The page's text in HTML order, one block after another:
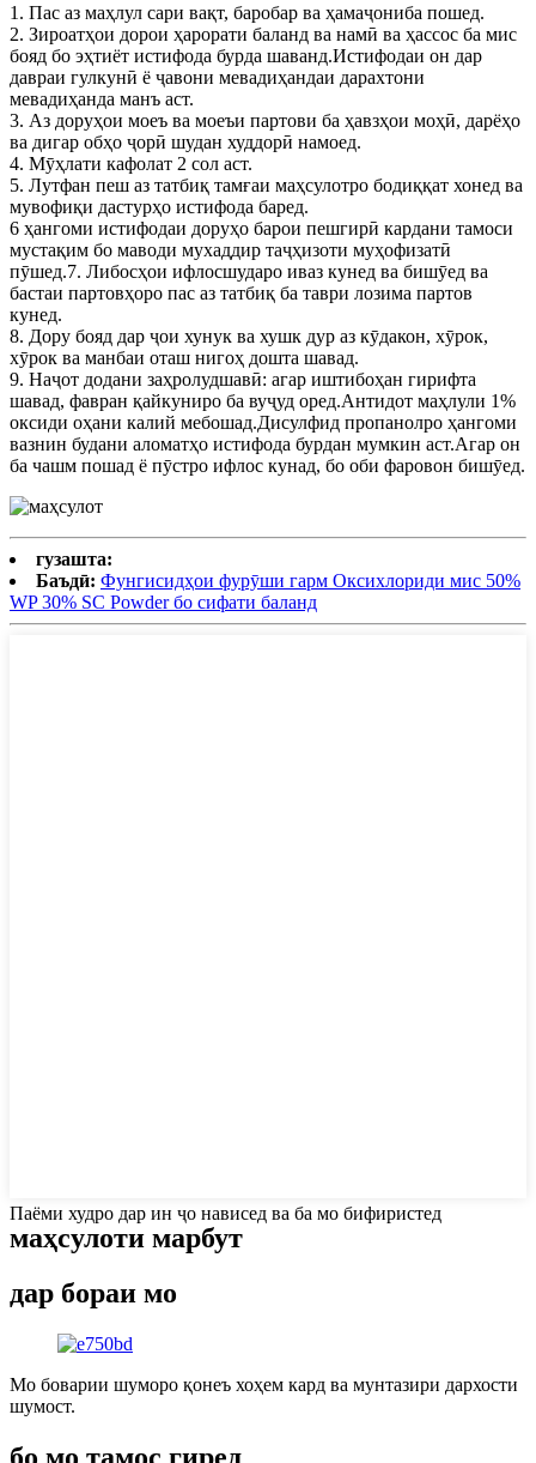
1. Пас аз маҳлул сари вақт, баробар ва ҳамаҷониба пошед.
2. Зироатҳои дорои ҳарорати баланд ва намӣ ва ҳассос ба мис
бояд бо эҳтиёт истифода бурда шаванд.Истифодаи он дар
давраи гулкунӣ ё ҷавони мевадиҳандаи дарахтони
мевадиҳанда манъ аст.
3. Аз доруҳои моеъ ва моеъи партови ба ҳавзҳои моҳӣ, дарёҳо
ва дигар обҳо ҷорӣ шудан худдорӣ намоед.
4. Мӯҳлати кафолат 2 сол аст.
5. Лутфан пеш аз татбиқ тамғаи маҳсулотро бодиққат хонед ва
мувофиқи дастурҳо истифода баред.
6 ҳангоми истифодаи доруҳо барои пешгирӣ кардани тамоси
мустақим бо маводи мухаддир таҷҳизоти муҳофизатӣ
пӯшед.7. Либосҳои ифлосшударо иваз кунед ва бишӯед ва
бастаи партовҳоро пас аз татбиқ ба таври лозима партов
кунед.
8. Дору бояд дар ҷои хунук ва хушк дур аз кӯдакон, хӯрок,
хӯрок ва манбаи оташ нигоҳ дошта шавад.
9. Наҷот додани заҳролудшавӣ: агар иштибоҳан гирифта
шавад, фавран қайкуниро ба вуҷуд оред.Антидот маҳлули 1%
оксиди оҳани калий мебошад.Дисулфид пропанолро ҳангоми
вазнин будани аломатҳо истифода бурдан мумкин аст.Агар он
ба чашм пошад ё пӯстро ифлос кунад, бо оби фаровон бишӯед.
гузашта:
Баъдӣ: Фунгисидҳои фурӯши гарм Оксихлориди мис 50%
WP 30% SC Powder бо сифати баланд
Паёми худро дар ин ҷо нависед ва ба мо бифиристед
маҳсулоти марбут
дар бораи мо
Мо боварии шуморо қонеъ хоҳем кард ва мунтазири дархости
шумост.